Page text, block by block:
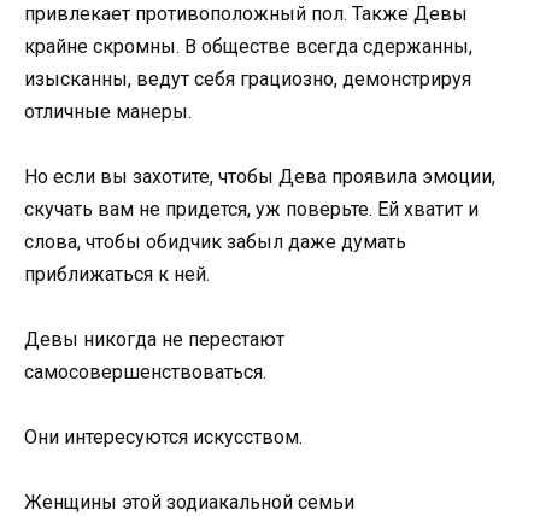
привлекает противоположный пол. Также Девы
крайне скромны. В обществе всегда сдержанны,
изысканны, ведут себя грациозно, демонстрируя
отличные манеры.
Но если вы захотите, чтобы Дева проявила эмоции,
скучать вам не придется, уж поверьте. Ей хватит и
слова, чтобы обидчик забыл даже думать
приближаться к ней.
Девы никогда не перестают
самосовершенствоваться.
Они интересуются искусством.
Женщины этой зодиакальной семьи